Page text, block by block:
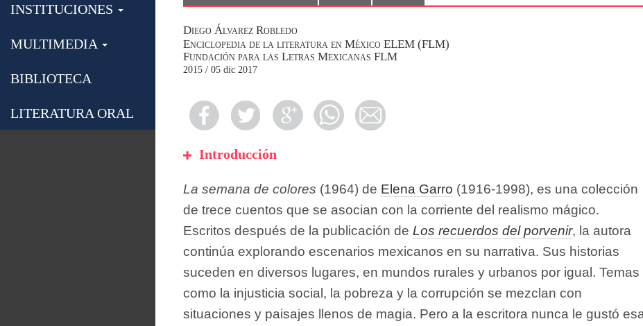
INSTITUCIONES
MULTIMEDIA
BIBLIOTECA
LITERATURA ORAL
Diego Álvarez Robledo
Enciclopedia de la literatura en México ELEM (FLM)
Fundación para las Letras Mexicanas FLM
2015 / 05 dic 2017
Introducción
La semana de colores (1964) de Elena Garro (1916-1998), es una colección
de trece cuentos que se asocian con la corriente del realismo mágico.
Escritos después de la publicación de Los recuerdos del porvenir, la autora
continúa explorando escenarios mexicanos en su narrativa. Sus historias
suceden en diversos lugares, en mundos rurales y urbanos por igual. Temas
como la injusticia social, la pobreza y la corrupción se mezclan con
situaciones y paisajes llenos de magia. Pero a la escritora nunca le gustó